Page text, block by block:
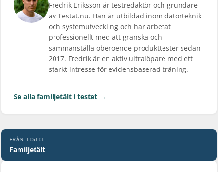
Fredrik Eriksson är testredaktör och grundare
av Testat.nu. Han är utbildad inom datorteknik
och systemutveckling och har arbetat
professionellt med att granska och
sammanställa oberoende produkttester sedan
2017. Fredrik är en aktiv ultralöpare med ett
starkt intresse för evidensbaserad träning.
Se alla familjetält i testet →
FRÅN TESTET
Familjetält